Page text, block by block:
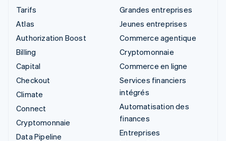
Tarifs
Atlas
Authorization Boost
Billing
Capital
Checkout
Climate
Connect
Cryptomonnaie
Data Pipeline
Grandes entreprises
Jeunes entreprises
Commerce agentique
Cryptomonnaie
Commerce en ligne
Services financiers
intégrés
Automatisation des
finances
Entreprises